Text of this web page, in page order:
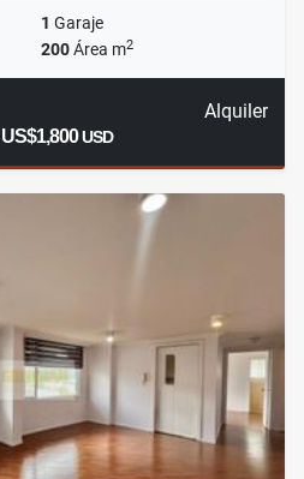
1 Garaje
200Área m2
Alquiler
US$1,800USD